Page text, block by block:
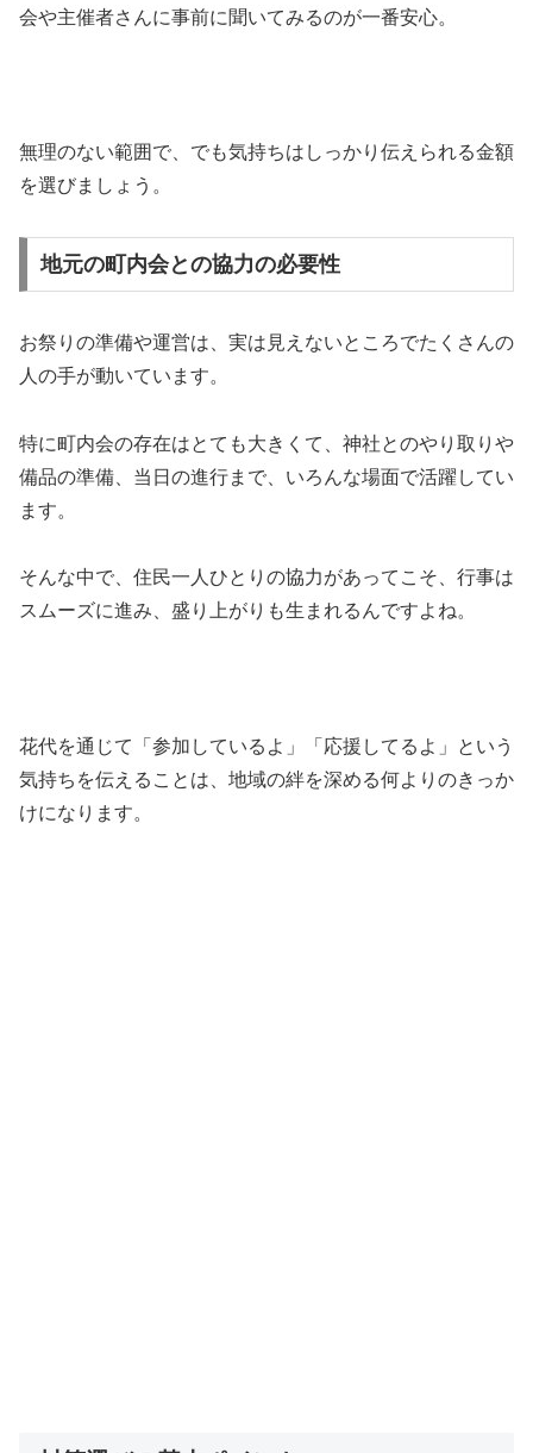
会や主催者さんに事前に聞いてみるのが一番安心。
無理のない範囲で、でも気持ちはしっかり伝えられる金額
を選びましょう。
地元の町内会との協力の必要性
お祭りの準備や運営は、実は見えないところでたくさんの
人の手が動いています。
特に町内会の存在はとても大きくて、神社とのやり取りや
備品の準備、当日の進行まで、いろんな場面で活躍してい
ます。
そんな中で、住民一人ひとりの協力があってこそ、行事は
スムーズに進み、盛り上がりも生まれるんですよね。
花代を通じて「参加しているよ」「応援してるよ」という
気持ちを伝えることは、地域の絆を深める何よりのきっか
けになります。